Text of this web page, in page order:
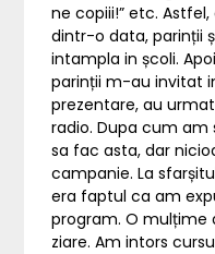
ne copiii!” etc.
dintr-o data, parinții
intampla in școli.
parinții m-au invitat
prezentare, au
radio. Dupa cum
sa fac asta, dar
campanie. La
era faptul ca am
program. O mulțime
ziare. Am intors